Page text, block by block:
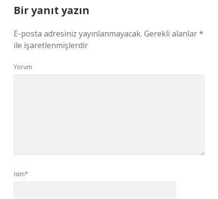
Bir yanıt yazın
E-posta adresiniz yayınlanmayacak. Gerekli alanlar*
ile işaretlenmişlerdir
Yorum
İsim*